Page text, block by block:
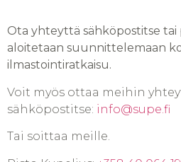
Ota yhteyttä sähköpostitse tai
aloitetaan suunnittelemaan
ilmastointiratkaisu.
Voit myös ottaa meihin
sähköpostitse: info@supe.fi
Tai soittaa meille.